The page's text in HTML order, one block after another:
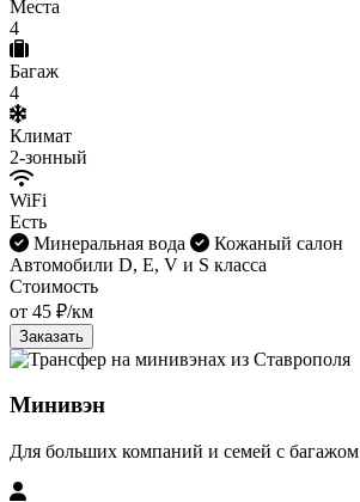
Места
4
Багаж
4
Климат
2-зонный
WiFi
Есть
Минеральная вода
Кожаный салон
Автомобили D, E, V и S класса
Стоимость
от 45 ₽/км
Заказать
Минивэн
Для больших компаний и семей с багажом